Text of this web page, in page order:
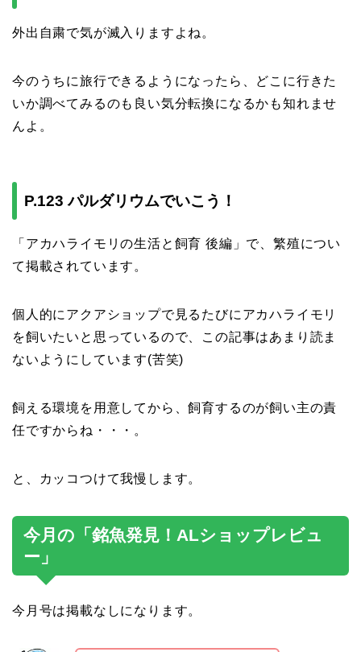
外出自粛で気が滅入りますよね。
今のうちに旅行できるようになったら、どこに行きた
いか調べてみるのも良い気分転換になるかも知れませ
んよ。
P.123 パルダリウムでいこう！
「アカハライモリの生活と飼育 後編」で、繁殖につい
て掲載されています。
個人的にアクアショップで見るたびにアカハライモリ
を飼いたいと思っているので、この記事はあまり読ま
ないようにしています(苦笑)
飼える環境を用意してから、飼育するのが飼い主の責
任ですからね・・・。
と、カッコつけて我慢します。
今月の「銘魚発見！ALショップレビュ
ー」
今月号は掲載なしになります。